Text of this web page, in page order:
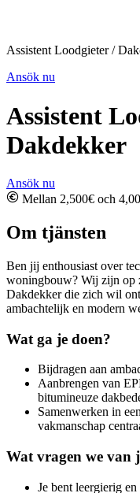
Assistent Loodgieter /
Ansök nu
Assistent
Dakdekker
Ansök nu
Mellan 2,500€ och
Om tjänsten
Ben jij enthousiast over
woningbouw? Wij zijn op
Dakdekker die zich wil
ambachtelijk en modern
Wat ga je doen?
Bijdragen aan
Aanbrengen van
bitumineuze
Samenwerken in
vakmanschap
Wat vragen we van
Je bent leergierig